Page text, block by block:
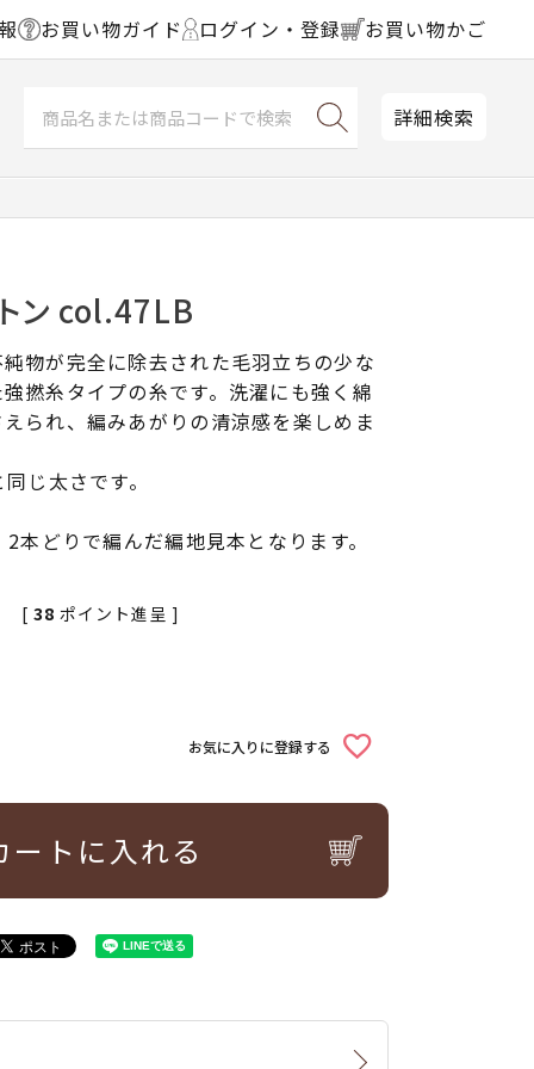
お買い物ガイド ログイン・登録 お買い物かご
詳細検索
ン col.47LB
物が完全に除去された毛羽立ちの少な
撚糸タイプの糸です。洗濯にも強く綿
られ、編みあがりの清涼感を楽しめま
じ太さです。
本どりで編んだ編地見本となります。
[ 38 ポイント進呈 ]
お気に入りに登録する
ートに入れる